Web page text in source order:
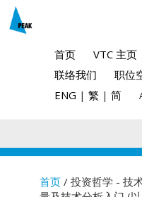
首页 VTC 主页
联络我们
职位
ENG | 繁 | 简
首页/ 投资哲学 - 技